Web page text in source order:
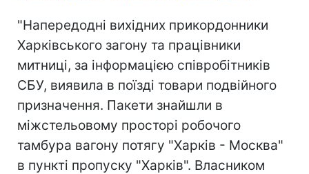
"Напередодні вихідних прикордонники
Харківського загону та працівники
митниці, за інформацією співробітників
СБУ, виявила в поїзді товари подвійного
призначення. Пакети знайшли в
міжстельовому просторі робочого
тамбура вагону потягу "Харків - Москва"
в пункті пропуску "Харків". Власником